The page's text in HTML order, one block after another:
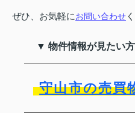
ぜひ、お気軽にお問い合わせ
▼ 物件情報が見たい
守山市の売買